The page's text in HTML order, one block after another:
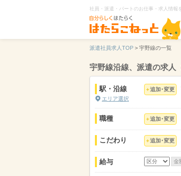
社員・派遣・パートのお仕事・求人情報
派遣社員求人TOP > 宇野線の一覧
宇野線沿線、派遣の求人
駅・沿線
エリア選択
追加･変更
職種 追加･変更
こだわり 追加･変更
給与